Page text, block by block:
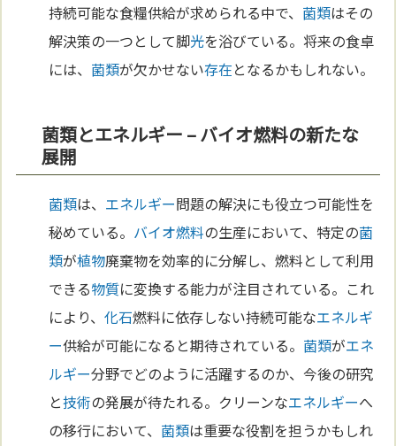
持続可能な食糧供給が求められる中で、 菌類はその
解決策の一つとして脚光を浴びている。将来の食卓
には、 菌類が欠かせない存在となるかもしれない。
菌類とエネルギー – バイオ燃料の新たな
展開
菌類は、 エネルギー問題の解決にも役立つ可能性を
秘めている。 バイオ燃料の生産において、特定の菌
類が植物廃棄物を効率的に分解し、燃料として利用
できる物質に変換する能力が注目されている。これ
により、化石燃料に依存しない持続可能なエネルギ
ー供給が可能になると期待されている。 菌類がエネ
ルギー分野でどのように活躍するのか、今後の研究
と技術の発展が待たれる。クリーンなエネルギーへ
の移行において、 菌類は重要な役割を担うかもしれ